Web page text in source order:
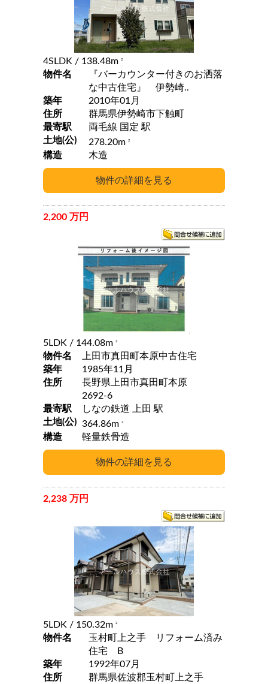
4SLDK / 138.48m 2
物件名
『バーカウンター付きのお洒落
な中古住宅』 伊勢崎..
築年
2010年01月
住所
群馬県伊勢崎市下触町
最寄駅
両毛線 国定 駅
土地(公)
278.20m 2
構造 木造
2,200 万円
5LDK / 144.08m 2
物件名
上田市真田町本原中古住宅
築年
1985年11月
住所
長野県上田市真田町本原
2692-6
最寄駅
しなの鉄道 上田 駅
土地(公) 364.86m 2
構造 軽量鉄骨造
2,238 万円
5LDK / 150.32m 2
物件名
玉村町上之手 リフォーム済み
住宅 B
築年
1992年07月
住所
群馬県佐波郡玉村町上之手